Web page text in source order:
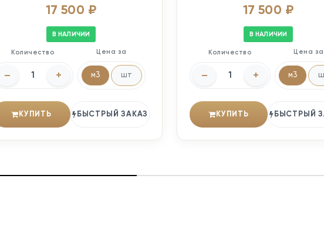
17 500 ₽
В НАЛИЧИИ
Количество
– +
Цена за
м3 шт
КУПИТЬ БЫСТРЫЙ ЗАКАЗ
17 500 ₽
В НАЛИЧИИ
Количество
– +
Цена за
м3
КУПИТЬ БЫСТРЫЙ